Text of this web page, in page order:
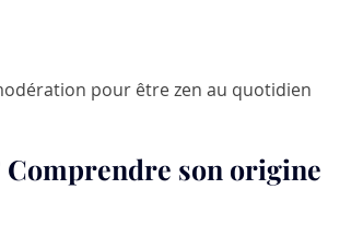
pour être zen au quotidien
son origine